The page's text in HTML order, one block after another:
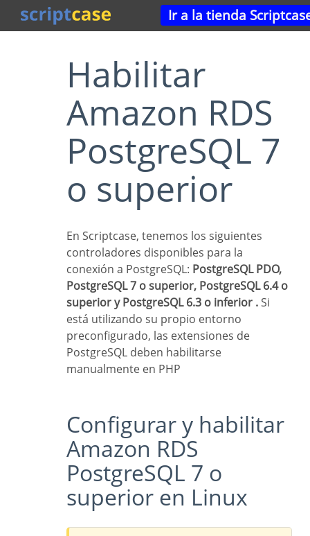
Ir a la tienda
Habilitar
Amazon RDS
PostgreSQL 7
o superior
En Scriptcase, tenemos los siguientes
controladores disponibles para la
conexión a PostgreSQL: PostgreSQL PDO,
PostgreSQL 7 o superior, PostgreSQL 6.4 o
superior y PostgreSQL 6.3 o inferior .Si
está utilizando su propio entorno
preconfigurado, las extensiones de
PostgreSQL deben habilitarse
manualmente en PHP
Configurar y habilitar
Amazon RDS
PostgreSQL 7 o
superior en Linux